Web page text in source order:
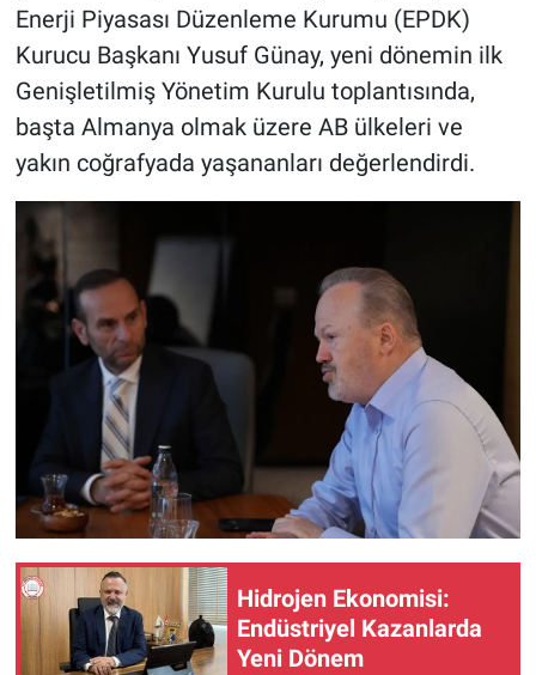
Enerji Piyasası Düzenleme Kurumu (EPDK)
Kurucu Başkanı Yusuf Günay, yeni dönemin ilk
Genişletilmiş Yönetim Kurulu toplantısında,
başta Almanya olmak üzere AB ülkeleri ve
yakın coğrafyada yaşananları değerlendirdi.
Hidrojen Ekonomisi:
Endüstriyel Kazanlarda
Yeni Dönem